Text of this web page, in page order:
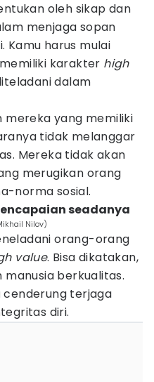
oleh sikap dan
menjaga sopan
Kamu harus mulai
karakter high
dalam
mereka yang memiliki
tidak melanggar
Mereka tidak akan
merugikan orang
norma sosial.
seadanya
Nilov)
orang-orang
value. Bisa dikatakan,
berkualitas.
cenderung terjaga
diri.